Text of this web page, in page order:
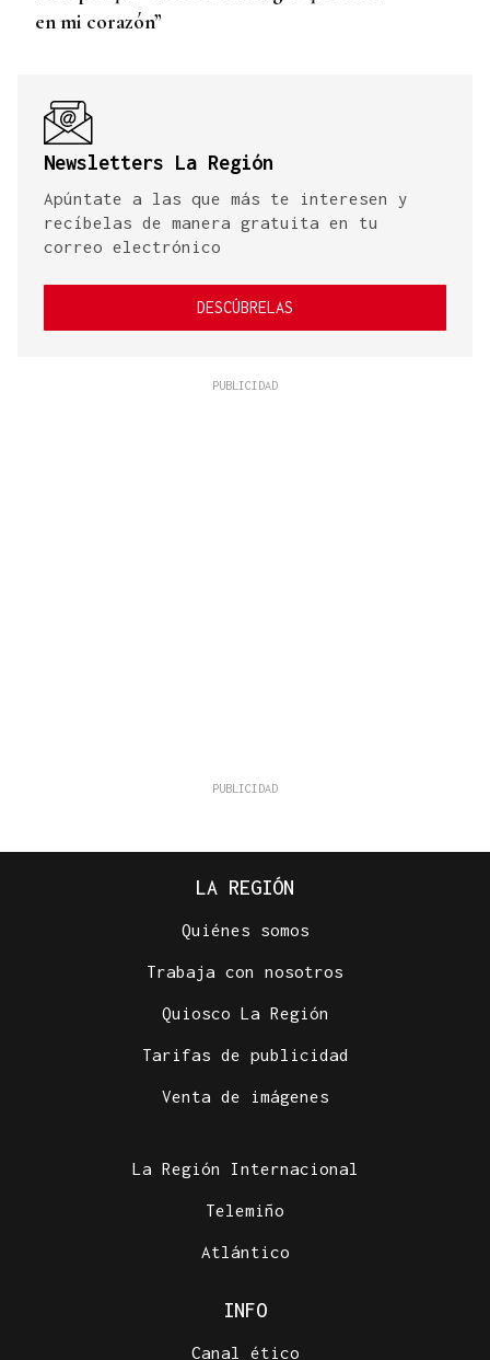
en mi corazón”
Newsletters La Región
Apúntate a las que más te interesen y
recíbelas de manera gratuita en tu
correo electrónico
DESCÚBRELAS
LA REGIÓN
Quiénes somos
Trabaja con nosotros
Quiosco La Región
Tarifas de publicidad
Venta de imágenes
La Región Internacional
Telemiño
Atlántico
INFO
Canal ético